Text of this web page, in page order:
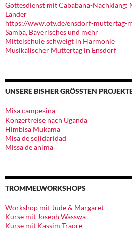
Gottesdienst mit Cababana-Nachklang:
Länder
https://www.otv.de/ensdorf-muttertag-
Samba, Bayerisches und mehr
Mittelschule schwelgt in Harmonie
Musikalischer Muttertag in Ensdorf
UNSERE BISHER GRÖSSTEN
Misa campesina
Konzertreise nach Uganda
Himbisa Mukama
Misa de solidaridad
Missa de anima
TROMMELWORKSHOPS
Workshop mit Jude & Margaret
Kurse mit Joseph Wasswa
Kurse mit Kassim Traore